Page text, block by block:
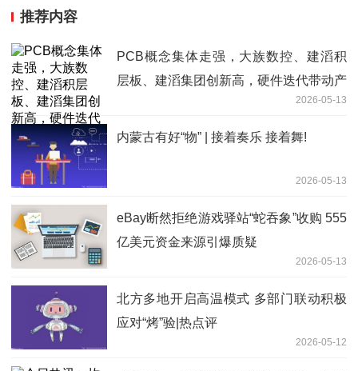
推荐内容
PCB概念集体走强，大族数控、建滔积
层板、建滔集团创新高，硬件迭代带动产
2026-05-13
内蒙古有好“物” | 接着奏乐 接着舞!
2026-05-13
eBay断然拒绝游戏驿站“蛇吞象”收购 555
亿美元资金来源引爆质疑
2026-05-13
北方多地开启高温模式 多部门联动积极
应对“烤”验|热点评
2026-05-12